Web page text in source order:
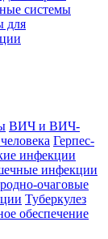
системы
для
ВИЧ и ВИЧ-
Герпес-
инфекции
инфекции
очаговые
Туберкулез
обеспечение